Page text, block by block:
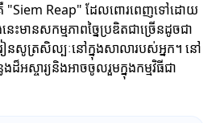
"Siem Reap" ដែលពោរពេញទៅដោយ
ះមានសកម្មភាពច្នៃប្រឌិតជាច្រើនដូចជា
ៀនសូត្រសិល្បៈនៅក្នុងសាលារបស់អ្នក។ នៅ
ដ៏អស្ចារ្យនិងអាចចូលរួមក្នុងកម្មវិធីជា